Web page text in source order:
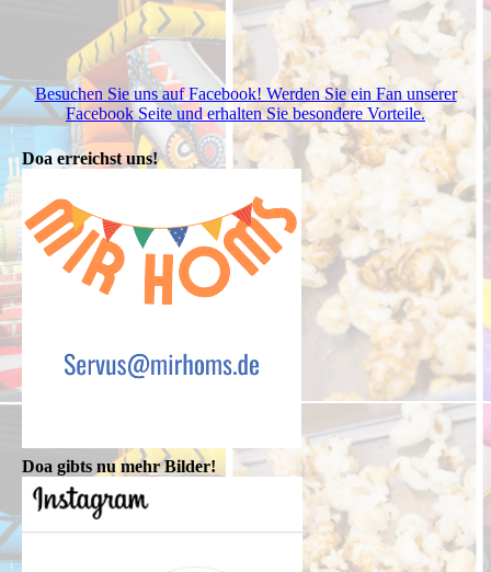
Besuchen Sie uns auf Facebook! Werden Sie ein Fan unserer
Facebook Seite und erhalten Sie besondere Vorteile.
Doa erreichst uns!
Doa gibts nu mehr Bilder!